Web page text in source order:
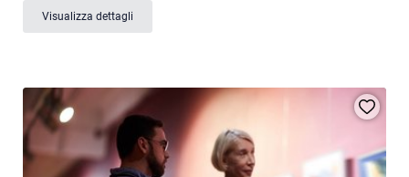
Visualizza dettagli